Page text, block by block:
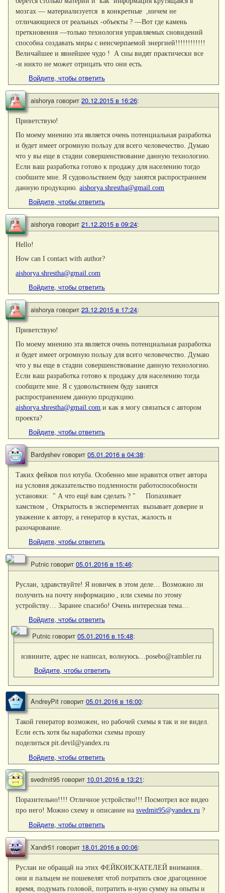
мозгах — материализуется в конкретные ,ничем не
отличающиеся от реальных -объекты ? —Вот где камень
преткновения —только технология управляемых сновидений
способна создавать миры с неисчерпаемой энергией!!!!!!!!!!!!
Величайшее и явнейшее чудо ! А сны видят практически все
-и никто не может отрицать что они есть.
Войдите, чтобы ответить
aishorya говорит 20.12.2015 в 16:26:
Приветствую!
По моему мнению эта является очень потенциальная разработка
и будет имеет огромную пользу для всего человечество. Думаю
что у вы еще в стадии совершенствование данную технологию.
Если ваш разработка готово к продажу для населению тогдо
сообшите мне. Я судовольствием буду занятся распространием
данную продукцию.aishorya.shrestha@gmail.com
Войдите, чтобы ответить
aishorya говорит 21.12.2015 в 09:24:
Hello!
How can I contact with author?
aishorya.shrestha@gmail.com
Войдите, чтобы ответить
aishorya говорит 23.12.2015 в 17:24:
Приветствую!
По моему мнению эта является очень потенциальная разработка
и будет имеет огромную пользу для всего человечество. Думаю
что у вы еще в стадии совершенствование данную технологию.
Если ваш разработка готово к продажу для населению тогда
сообщите мне. Я с удовольствием буду занятся
распространением данную продукцию.
aishorya.shrestha@gmail.com .и как я могу связаться с автором
проекта?
Войдите, чтобы ответить
Bardyshev говорит 05.01.2016 в 04:38:
Таких фейков пол ютуба. Особенно мне нравится ответ автора
на условия доказательство подленности работоспособности
установки: " А что ещё вам сделать ? " Попахивает
хамством , Открытость в эксперементах вызывает доверие и
уважение к автору, а генератор в кустах, жалость и
разочарование.
Войдите, чтобы ответить
Putnic говорит 05.01.2016 в 15:46:
Руслан, здравствуйте! Я новичек в этом деле… Возможно ли
получить на почту информацию , или схемы по этому
устройству… Заранее спасибо! Очень интересная тема…
Войдите, чтобы ответить
Putnic говорит 05.01.2016 в 15:48:
извините, адрес не написал, волнуюсь…posebo@rambler.ru
Войдите, чтобы ответить
AndreyPit говорит 05.01.2016 в 16:00:
Такой генератор возможен, но рабочей схемы я так и не видел.
Если есть хотя бы наработки схемы прошу
поделиться pit.devil@yandex.ru
Войдите, чтобы ответить
svedmit95 говорит 10.01.2016 в 13:21:
Поразительно!!!! Отличное устройство!!! Посмотрел все видео
про него! Можно схему и описание наsvedmit95@yandex.ru ?
Войдите, чтобы ответить
Xandr51 говорит 18.01.2016 в 00:06:
Руслан не обращай на этих ФЕЙКОИСКАТЕЛЕЙ внимания..
они и пальцем не пошевелят чтоб потратить свое драгоценное
время, подумать головой, потратить н-ную сумму на опыты и